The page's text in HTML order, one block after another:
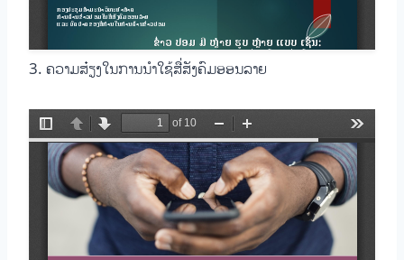
3. ຄວາມສ໋ຽງໃນການນຳໃຊ້ສື່ສັງຄົມອອນລາຍ